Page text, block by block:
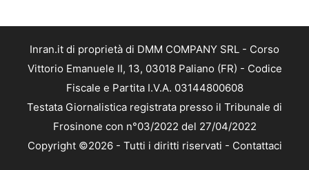
Inran.it di proprietà di DMM COMPANY SRL - Corso
Vittorio Emanuele II, 13, 03018 Paliano (FR) - Codice
Fiscale e Partita I.V.A. 03144800608
Testata Giornalistica registrata presso il Tribunale di
Frosinone con n°03/2022 del 27/04/2022
Copyright ©2026 - Tutti i diritti riservati - Contattaci